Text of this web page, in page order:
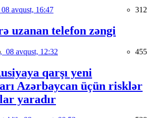
08 avqust, 16:47 312
uzanan telefon zəngi
08 avqust, 12:32 455
qarşı yeni
Azərbaycan üçün risklər
yaradır